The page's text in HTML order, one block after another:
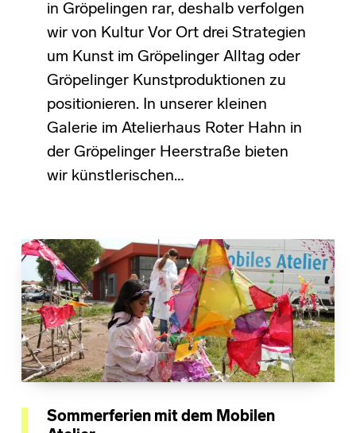
in Gröpelingen rar, deshalb verfolgen
wir von Kultur Vor Ort drei Strategien
um Kunst im Gröpelinger Alltag oder
Gröpelinger Kunstproduktionen zu
positionieren. In unserer kleinen
Galerie im Atelierhaus Roter Hahn in
der Gröpelinger Heerstraße bieten
wir künstlerischen…
Sommerferien mit dem Mobilen